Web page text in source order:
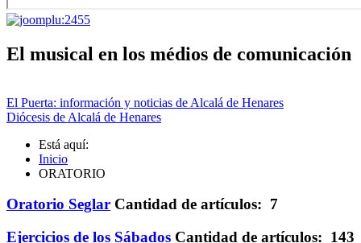
El musical en los médios de comunicación
El Puerta: información y noticias de Alcalá de Henares
Diócesis de Alcalá de Henares
Está aquí:
Inicio
ORATORIO
Oratorio Seglar Cantidad de artículos: 7
Ejercicios de los Sábados Cantidad de artículos: 143